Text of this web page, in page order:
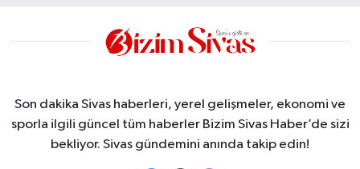
Son dakika Sivas haberleri, yerel gelişmeler, ekonomi ve
sporla ilgili güncel tüm haberler Bizim Sivas Haber’de sizi
bekliyor. Sivas gündemini anında takip edin!